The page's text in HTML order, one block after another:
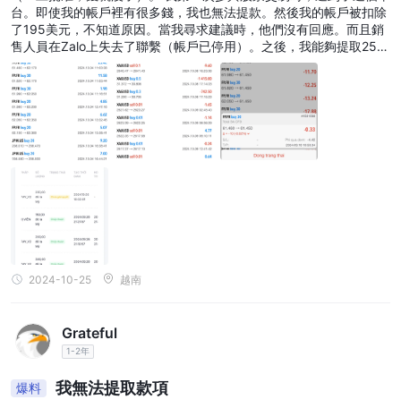
台。即使我的帳戶裡有很多錢，我也無法提款。然後我的帳戶被扣除
了195美元，不知道原因。當我尋求建議時，他們沒有回應。而且銷
售人員在Zalo上失去了聯繫（帳戶已停用）。之後，我能夠提取250
美元。第二天，我損失了超過2000美元。我警告大家不要參與這個
平台。我固執地讓我的情緒被操縱，跳進去了。最終，我損失了2120
美元的資本。
2024-10-25 越南
Grateful
1-2年
爆料 我無法提取款項